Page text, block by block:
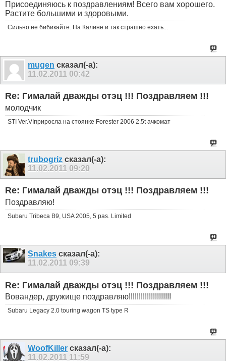
Присоединяюсь к поздравлениям! Всего вам хорошего.
Растите большими и здоровыми.
Сильно не бибикайте. На Калине и так страшно ехать...
mugen сказал(-а):
11.02.2011 00:42
Re: Гималай дважды отэц !!! Поздравляем !!!
молодчик
STI Ver.VIприросла на стоянке Forester 2006 2.5t ачкомат
trubogriz сказал(-а):
11.02.2011 09:20
Re: Гималай дважды отэц !!! Поздравляем !!!
Поздравляю!
Subaru Tribeca B9, USA 2005, 5 pas. Limited
Snakes сказал(-а):
11.02.2011 09:39
Re: Гималай дважды отэц !!! Поздравляем !!!
Вовандер, дружище поздравляю!!!!!!!!!!!!!!!!!!!!!
Subaru Legacy 2.0 touring wagon TS type R
WoofKiller сказал(-а):
11.02.2011 11:59